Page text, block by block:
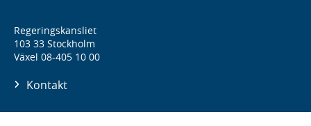
Regeringskansliet
103 33 Stockholm
Växel 08-405 10 00
Kontakt